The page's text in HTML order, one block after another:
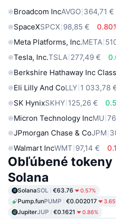
Broadcom IncAVGO 364,71 €
SpaceXSPCX 98,85 €
Meta Platforms, Inc.META
Tesla, Inc.TSLA 277,49 €
Berkshire Hathaway Inc
Eli Lilly And CoLLY 1 033,78
SK HynixSKHY 125,26 €
Micron Technology IncMU
JPmorgan Chase & CoJPM
Walmart IncWMT 97,14 €
Obľúbené
Solana
SolanaSOL €63.76 0.57%
Pump.funPUMP €0.002017
JupiterJUP €0.1621 0.86%